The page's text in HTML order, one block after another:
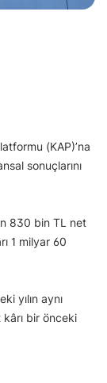
(KAP)’na
sonuçlarını
830 bin TL net
1 milyar 60
yılın aynı
kârı bir önceki